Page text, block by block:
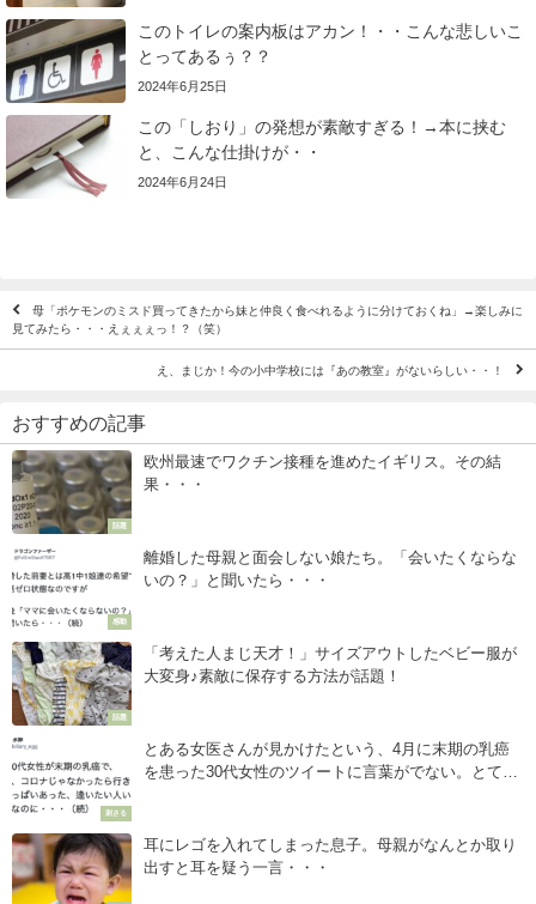
このトイレの案内板はアカン！・・こんな悲しいこ
とってあるぅ？？
2024年6月25日
この「しおり」の発想が素敵すぎる！→本に挟む
と、こんな仕掛けが・・
2024年6月24日
母「ポケモンのミスド買ってきたから妹と仲良く食べれるように分けておくね」→楽しみに
見てみたら・・・えぇぇぇっ！？（笑）
え、まじか！今の小中学校には『あの教室』がないらしい・・！
おすすめの記事
話題
欧州最速でワクチン接種を進めたイギリス。その結
果・・・
感動
離婚した母親と面会しない娘たち。「会いたくならな
いの？」と聞いたら・・・
話題
「考えた人まじ天才！」サイズアウトしたベビー服が
大変身♪素敵に保存する方法が話題！
刺さる
とある女医さんが見かけたという、4月に末期の乳癌
を患った30代女性のツイートに言葉がでない。とても
耳にレゴを入れてしまった息子。母親がなんとか取り
出すと耳を疑う一言・・・